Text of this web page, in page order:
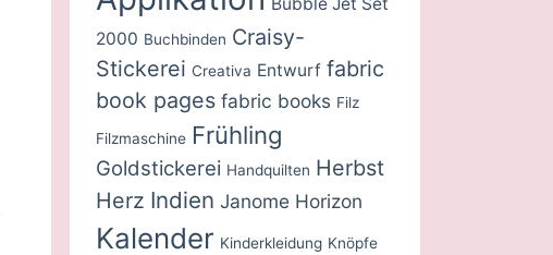
2000 Buchbinden Craisy-
Stickerei Creativa Entwurf fabric
book pages fabric books Filz
Filzmaschine Frühling
Goldstickerei Handquilten Herbst
Herz Indien Janome Horizon
Kalender Kinderkleidung Knöpfe